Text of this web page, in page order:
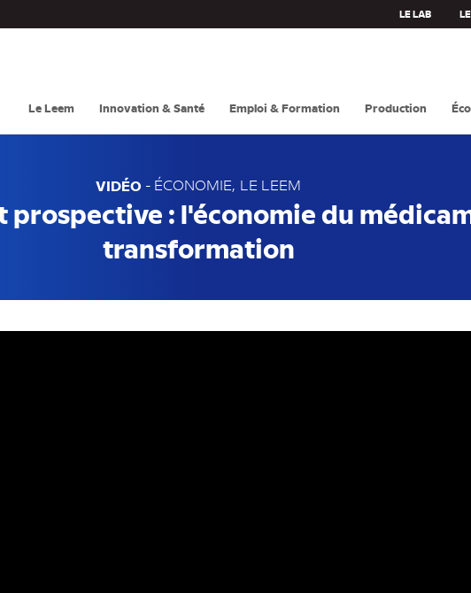
LE LAB
Le Leem Innovation & Santé Emploi & Formation Production
VIDÉO - ÉCONOMIE LE LEEM
prospective : l'économie du
transformation